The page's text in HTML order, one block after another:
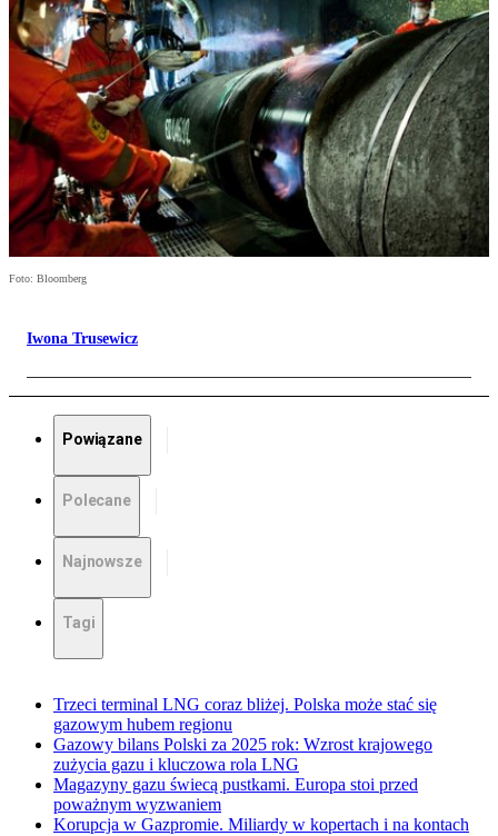
Foto: Bloomberg
Iwona Trusewicz
Powiązane
Polecane
Najnowsze
Tagi
Trzeci terminal LNG coraz bliżej. Polska może stać się
gazowym hubem regionu
Gazowy bilans Polski za 2025 rok: Wzrost krajowego
zużycia gazu i kluczowa rola LNG
Magazyny gazu świecą pustkami. Europa stoi przed
poważnym wyzwaniem
Korupcja w Gazpromie. Miliardy w kopertach i na kontach